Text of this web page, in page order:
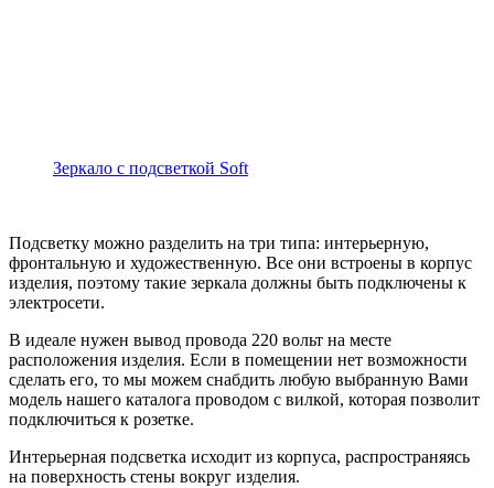
Зеркало с подсветкой Soft
Подсветку можно разделить на три типа: интерьерную,
фронтальную и художественную. Все они встроены в корпус
изделия, поэтому такие зеркала должны быть подключены к
электросети.
В идеале нужен вывод провода 220 вольт на месте
расположения изделия. Если в помещении нет возможности
сделать его, то мы можем снабдить любую выбранную Вами
модель нашего каталога проводом с вилкой, которая позволит
подключиться к розетке.
Интерьерная подсветка исходит из корпуса, распространяясь
на поверхность стены вокруг изделия.